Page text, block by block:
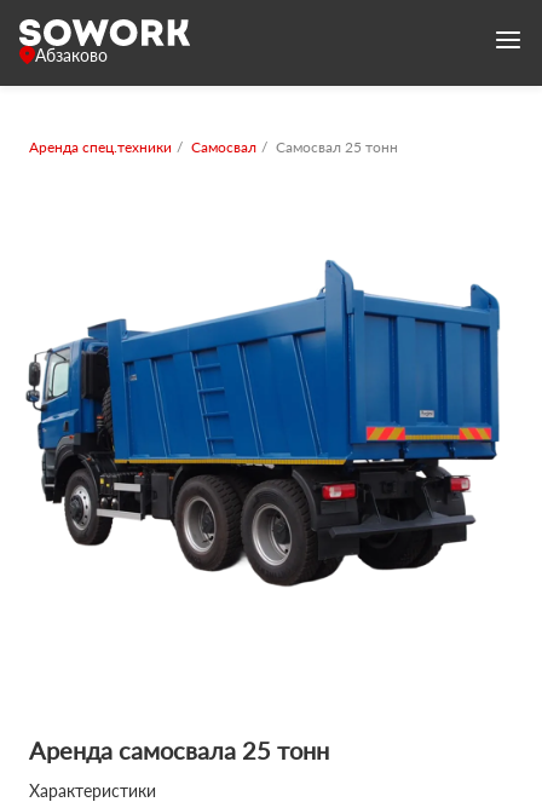
Абзаково
Аренда спец.техники Самосвал Самосвал 25 тонн
Аренда самосвала 25 тонн
Характеристики